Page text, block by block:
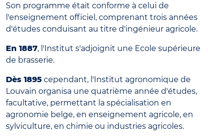
Son programme était conforme à celui de
l'enseignement officiel, comprenant trois années
d'études conduisant au titre d'ingénieur agricole.
En 1887, l'Institut s'adjoignit une Ecole supérieure
de brasserie.
Dès 1895 cependant, l'Institut agronomique de
Louvain organisa une quatrième année d'études,
facultative, permettant la spécialisation en
agronomie belge, en enseignement agricole, en
sylviculture, en chimie ou industries agricoles.